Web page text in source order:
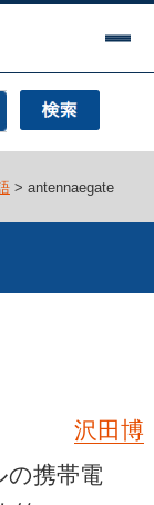
> antennaegate
沢田博
の携帯電